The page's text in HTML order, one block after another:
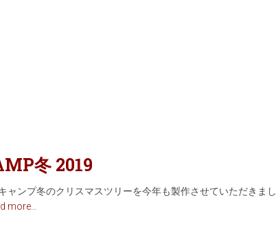
冬 2019
ャンプ冬のクリスマスツリーを今年も製作させていただきまし
more…